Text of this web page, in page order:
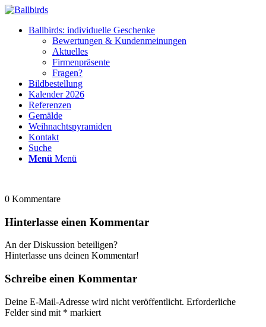
Ballbirds: individuelle Geschenke
Bewertungen & Kundenmeinungen
Aktuelles
Firmenpräsente
Fragen?
Bildbestellung
Kalender 2026
Referenzen
Gemälde
Weihnachtspyramiden
Kontakt
Suche
Menü Menü
0 Kommentare
Hinterlasse einen Kommentar
An der Diskussion beteiligen?
Hinterlasse uns deinen Kommentar!
Schreibe einen Kommentar
Deine E-Mail-Adresse wird nicht veröffentlicht. Erforderliche
Felder sind mit * markiert